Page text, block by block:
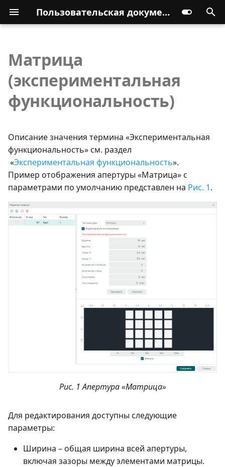
Пользовательская документация
Матрица
(экспериментальная
функциональность)
Описание значения термина «Экспериментальная
функциональность» см. раздел
«Экспериментальная функциональность».
Пример отображения апертуры «Матрица» с
параметрами по умолчанию представлен на Рис. 1.
Рис. 1 Апертура «Матрица»
Для редактирования доступны следующие
параметры:
Ширина – общая ширина всей апертуры,
включая зазоры между элементами матрицы.